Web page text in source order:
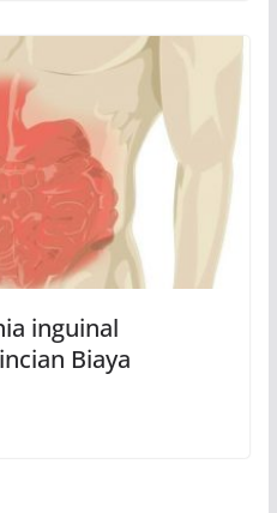
inguinal
Biaya